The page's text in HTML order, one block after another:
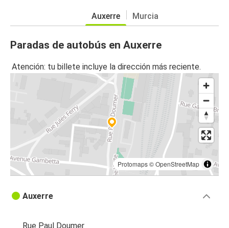
Auxerre Murcia
Paradas de autobús en Auxerre
Atención: tu billete incluye la dirección más reciente.
Protomaps©OpenStreetMap
Auxerre
Rue Paul Doumer